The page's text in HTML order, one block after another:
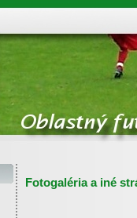
Fotogaléria a iné